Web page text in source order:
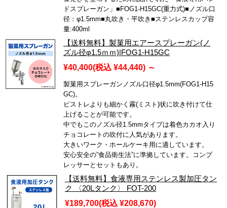
ドスプレーガン」■FOG1-H15GC(重力式)■ノズル口
径：φ1.5mm■丸吹き・平吹き■ステンレスカップ容
量:400ml
【送料無料】製菓用エアースプレーガン(ノ
ズル径φ1.5ｍｍ)|FOG1-H15GC
¥40,400(税込 ¥44,440) ～
製菓用スプレーガンノズル口径φ1.5mm(FOG1-H15
GC)。
ピストレよりも細かく霧(ミスト)状に吹き付けて仕
上げることが可能です。
中でもこのノズル径1.5mmタイプは着色カカオ入り
チョコレートの吹付に人気があります。
大きいワーク・ホールケーキ用に適しています。
安心安全の”食品衛生法”に準拠しています。コンプ
レッサーとセットもあり。
【送料無料】食液専用ステンレス製加圧タン
ク 〈20Lタンク〉 FOT-200
¥189,700(税込 ¥208,670)